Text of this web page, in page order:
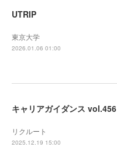
UTRIP
東京大学
2026.01.06 01:00
キャリアガイダンス vol.456
リクルート
2025.12.19 15:00